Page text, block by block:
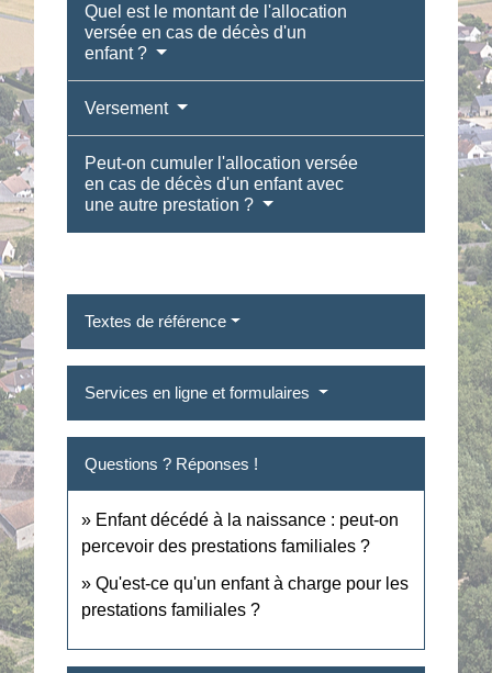
Quel est le montant de l'allocation
versée en cas de décès d'un
enfant ?
Versement
Peut-on cumuler l'allocation versée
en cas de décès d'un enfant avec
une autre prestation ?
Textes de référence
Services en ligne et formulaires
Questions ? Réponses !
Enfant décédé à la naissance : peut-on
percevoir des prestations familiales ?
Qu'est-ce qu'un enfant à charge pour les
prestations familiales ?